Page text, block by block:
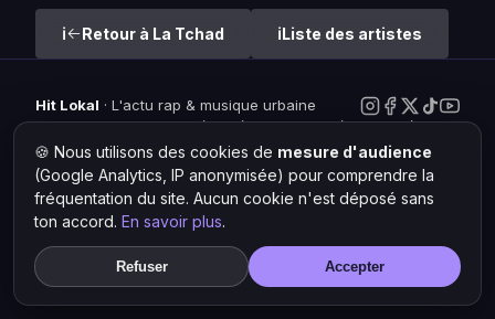
Retour à La Tchad Liste des artistes
Hit Lokal · L'actu rap & musique urbaine
© 2026 — Tous droits réservés ·Mentions légales·Gérer les
cookies
🍪 Nous utilisons des cookies de mesure d'audience
(Google Analytics, IP anonymisée) pour comprendre la
fréquentation du site. Aucun cookie n'est déposé sans
ton accord. En savoir plus.
Refuser Accepter